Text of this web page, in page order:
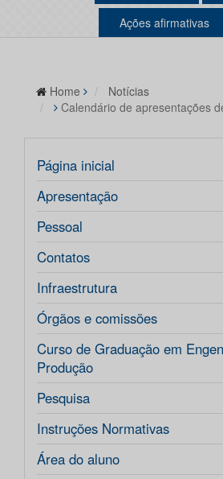
Ações afirmativas
Home
Notícias
Calendário de apresentações
Página inicial
Apresentação
Pessoal
Contatos
Infraestrutura
Órgãos e comissões
Curso de Graduação em
Produção
Pesquisa
Instruções Normativas
Área do aluno